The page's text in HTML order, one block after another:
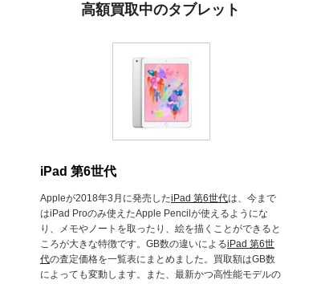
高額買取中のタブレット
iPad 第6世代
Appleが2018年3月に発売したiPad 第6世代は、今まで
はiPad Proのみ使えたApple Pencilが使えるようにな
り、メモやノートを取ったり、絵を描くことができると
ころが大きな特徴です。GB数の違いによるiPad 第6世
代の査定価格を一覧表にまとめました。買取額はGB数
によっても変動します。また、最新かつ高性能モデルの